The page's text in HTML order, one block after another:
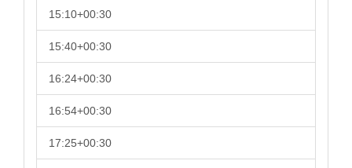
15:10+00:30
15:40+00:30
16:24+00:30
16:54+00:30
17:25+00:30